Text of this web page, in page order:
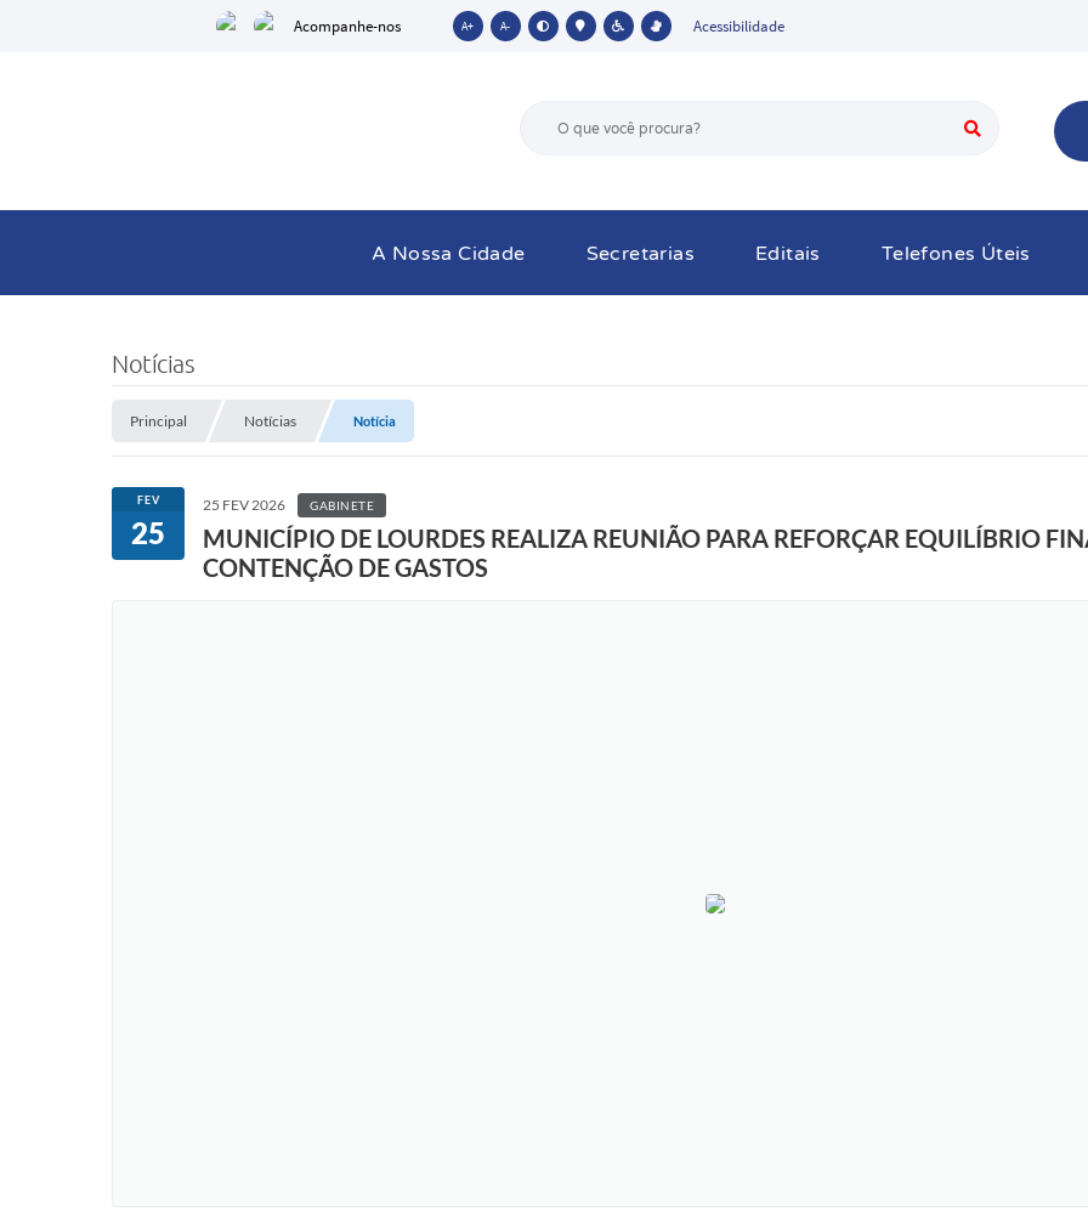
Acompanhe-nos A+ A- Acessibilidade
A Nossa Cidade Secretarias Editais Telefones Úteis
Notícias
Principal Notícias Notícia
FEV
25
25 FEV 2026 GABINETE
MUNICÍPIO DE LOURDES REALIZA REUNIÃO PARA REFORÇAR EQUILÍBRIO
CONTENÇÃO DE GASTOS